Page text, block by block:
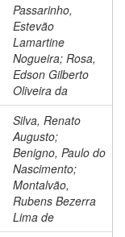
Passarinho,
Estevão
Lamartine
Nogueira; Rosa,
Edson Gilberto
Oliveira da
Silva, Renato
Augusto;
Benigno, Paulo do
Nascimento;
Montalvão,
Rubens Bezerra
Lima de